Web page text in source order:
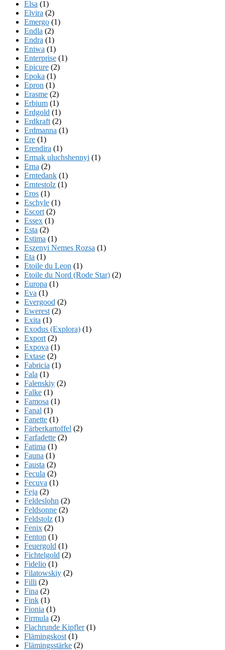
Elsa (1)
Elvira (2)
Emergo (1)
Endla (2)
Endra (1)
Eniwa (1)
Enterprise (1)
Epicure (2)
Epoka (1)
Epron (1)
Erasme (2)
Erbium (1)
Erdgold (1)
Erdkraft (2)
Erdmanna (1)
Ere (1)
Erendira (1)
Ermak uluchshennyi (1)
Erna (2)
Erntedank (1)
Erntestolz (1)
Eros (1)
Eschyle (1)
Escort (2)
Essex (1)
Esta (2)
Estima (1)
Eszenyi Nemes Rozsa (1)
Eta (1)
Etoile du Leon (1)
Etoile du Nord (Rode Star) (2)
Europa (1)
Eva (1)
Evergood (2)
Ewerest (2)
Exita (1)
Exodus (Explora) (1)
Export (2)
Expova (1)
Extase (2)
Fabricia (1)
Fala (1)
Falenskiy (2)
Falke (1)
Famosa (1)
Fanal (1)
Fanette (1)
Färberkartoffel (2)
Farfadette (2)
Fatima (1)
Fauna (1)
Fausta (2)
Fecula (2)
Fecuva (1)
Feja (2)
Feldeslohn (2)
Feldsonne (2)
Feldstolz (1)
Fenix (2)
Fenton (1)
Feuergold (1)
Fichtelgold (2)
Fidelio (1)
Filatowskiy (2)
Filli (2)
Fina (2)
Fink (1)
Fionia (1)
Firmula (2)
Flachrunde Kipfler(1)
Flämingskost (1)
Flämingsstärke (2)